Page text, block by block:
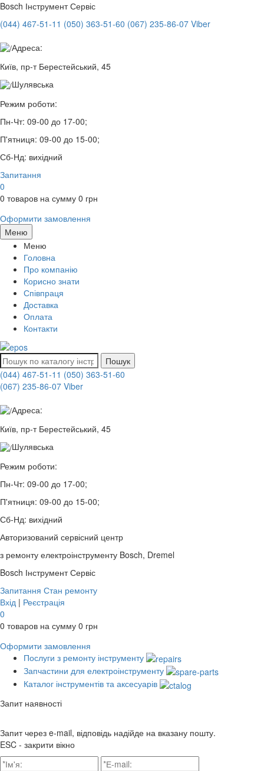
Bosch Інструмент Сервіс
(044) 467-51-11 (050) 363-51-60 (067) 235-86-07 Viber
Адреса:
Київ, пр-т Берестейський, 45
Шулявська
Режим роботи:
Пн-Чт: 09-00 до 17-00;
П'ятниця: 09-00 до 15-00;
Сб-Нд: вихідний
Запитання
0
0 товаров на сумму 0 грн
Оформити замовлення
Меню
Меню
Головна
Про компанію
Корисно знати
Співпраця
Доставка
Оплата
Контакти
Пошук
(044) 467-51-11 (050) 363-51-60
(067) 235-86-07 Viber
Адреса:
Київ, пр-т Берестейський, 45
Шулявська
Режим роботи:
Пн-Чт: 09-00 до 17-00;
П'ятниця: 09-00 до 15-00;
Сб-Нд: вихідний
Авторизований сервісний центр
з ремонту електроінструменту Bosch, Dremel
Bosch Інструмент Сервіс
Запитання Стан ремонту
Вхід | Реєстрація
0
0 товаров на сумму 0 грн
Оформити замовлення
Послуги з ремонту інструменту
Запчастини для електроінструменту
Каталог інструментів та аксесуарів
Запит наявності
Запит через e-mail, відповідь надійде на вказану пошту.
ESC - закрити вікно